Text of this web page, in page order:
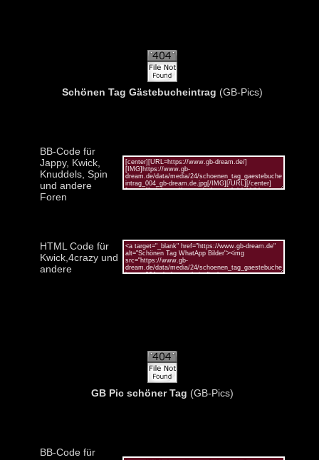
Schönen Tag Gästebucheintrag (GB-Pics)
BB-Code für
Jappy, Kwick,
Knuddels, Spin
und andere
Foren
HTML Code für
Kwick,4crazy und
andere
GB Pic schöner Tag (GB-Pics)
BB-Code für